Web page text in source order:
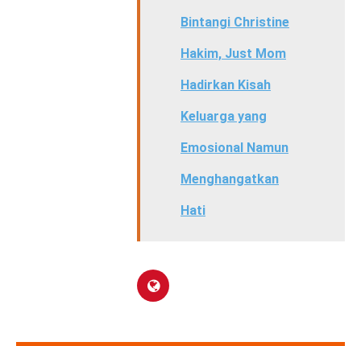
Bintangi Christine
Hakim, Just Mom
Hadirkan Kisah
Keluarga yang
Emosional Namun
Menghangatkan
Hati